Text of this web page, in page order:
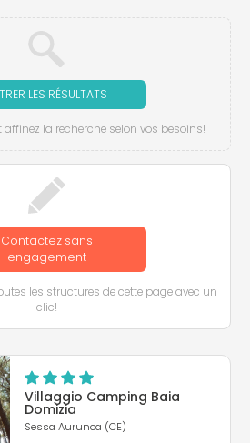
LES RÉSULTATS
affinez la recherche selon vos besoins!
Contactez sans
engagement
les structures de cette page avec un
clic!
Villaggio Camping Baia
Domizia
Sessa Aurunca (CE)